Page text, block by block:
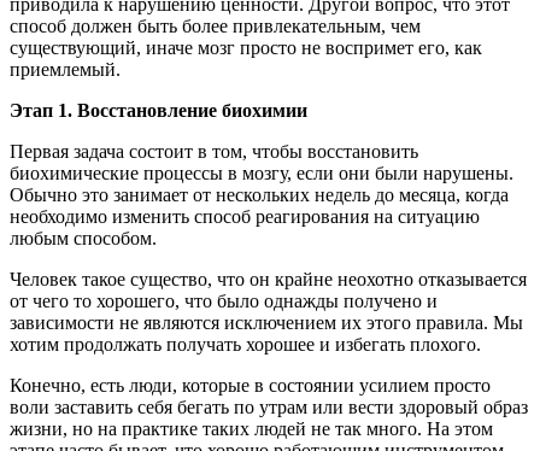
способ должен быть более привлекательным, чем
существующий, иначе мозг просто не воспримет его, как
приемлемый.
Этап 1. Восстановление биохимии
Первая задача состоит в том, чтобы восстановить
биохимические процессы в мозгу, если они были нарушены.
Обычно это занимает от нескольких недель до месяца, когда
необходимо изменить способ реагирования на ситуацию
любым способом.
Человек такое существо, что он крайне неохотно отказывается
от чего то хорошего, что было однажды получено и
зависимости не являются исключением их этого правила. Мы
хотим продолжать получать хорошее и избегать плохого.
Конечно, есть люди, которые в состоянии усилием просто
воли заставить себя бегать по утрам или вести здоровый образ
жизни, но на практике таких людей не так много. На этом